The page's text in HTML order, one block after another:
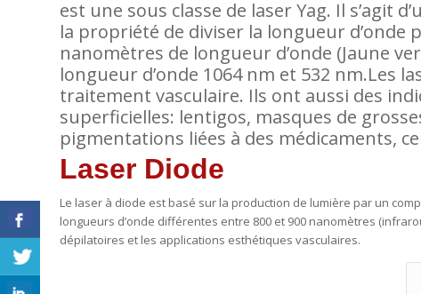
est une sous classe de laser Yag. Il s’agit
la propriété de diviser la longueur d’onde
nanomètres de longueur d’onde (Jaune
longueur d’onde 1064 nm et 532 nm.Les
traitement vasculaire. Ils ont aussi des
superficielles: lentigos, masques de
pigmentations liées à des médicaments,
Laser Diode
Le laser à diode est basé sur la production de lumière par un
longueurs d’onde différentes entre 800 et 900 nanomètres
dépilatoires et les applications esthétiques vasculaires.